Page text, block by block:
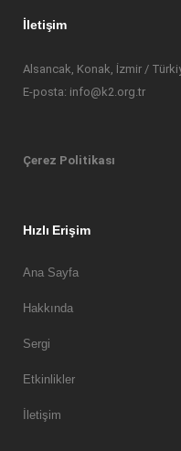
İletişim
Alsancak, Konak, İzmir /
E-posta: info@k2.org.tr
Çerez Politikası
Hızlı Erişim
Ana Sayfa
Hakkında
Sergi
Etkinlikler
İletişim